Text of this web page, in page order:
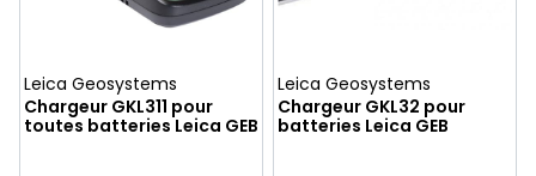
Leica Geosystems
Chargeur GKL311 pour
toutes batteries Leica GEB
Leica Geosystems
Chargeur GKL32 pour
batteries Leica GEB